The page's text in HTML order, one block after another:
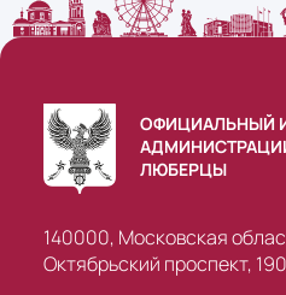
ОФИЦИАЛЬНЫЙ
ЛЮБЕРЦЫ
140000, Московская
Октябрьский проспект, 190